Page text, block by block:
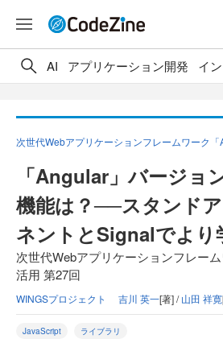
AI アプリケーション開発 イ
次世代Webアプリケーションフレームワーク
「Angular」バージョ
機能は？──スタンド
ネントとSignalでより
次世代Webアプリケーションフレー
活用 第27回
WINGSプロジェクト 吉川 英一[著] /山田 祥寛
JavaScript ライブラリ